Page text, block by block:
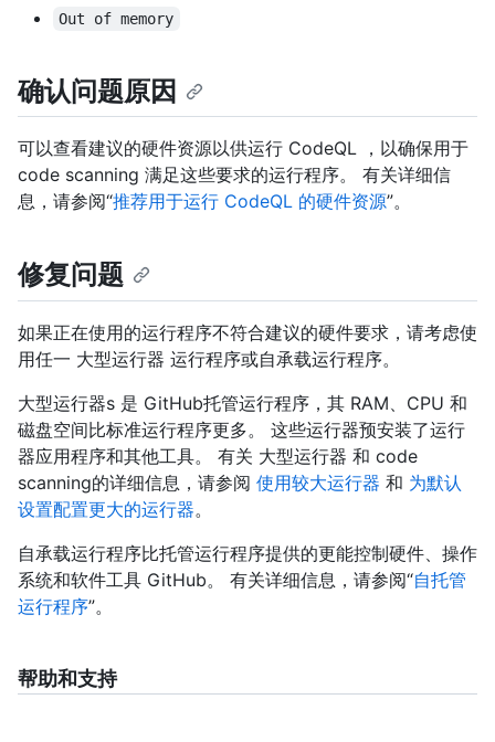
Out of memory
确认问题原因
可以查看建议的硬件资源以供运行 CodeQL ，以确保用于
code scanning 满足这些要求的运行程序。 有关详细信
息，请参阅“推荐用于运行 CodeQL 的硬件资源”。
修复问题
如果正在使用的运行程序不符合建议的硬件要求，请考虑使
用任一 大型运行器 运行程序或自承载运行程序。
大型运行器s 是 GitHub托管运行程序，其 RAM、CPU 和
磁盘空间比标准运行程序更多。 这些运行器预安装了运行
器应用程序和其他工具。 有关 大型运行器 和 code
scanning的详细信息，请参阅 使用较大运行器 和 为默认
设置配置更大的运行器。
自承载运行程序比托管运行程序提供的更能控制硬件、操作
系统和软件工具 GitHub。 有关详细信息，请参阅“自托管
运行程序”。
帮助和支持